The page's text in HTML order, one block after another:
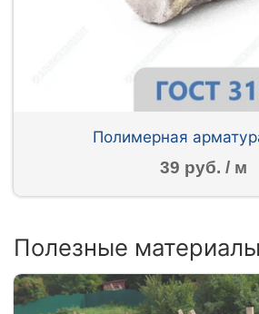
Полимерная
39 руб. / м
Полезные материалы